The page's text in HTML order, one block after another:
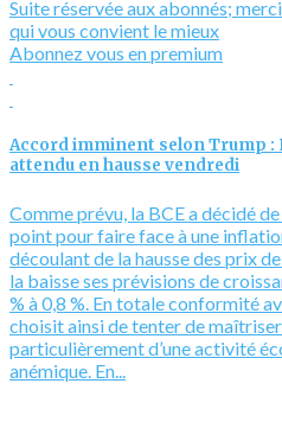
Suite réservée aux abonnés;
qui vous convient le mieux
Abonnez vous en premium
Accord imminent selon Trump :
attendu en hausse vendredi
Comme prévu, la BCE a décidé
point pour faire face à une
découlant de la hausse des prix
la baisse ses prévisions de
% à 0,8 %. En totale conformité
choisit ainsi de tenter de
particulièrement d’une activité
anémique. En...